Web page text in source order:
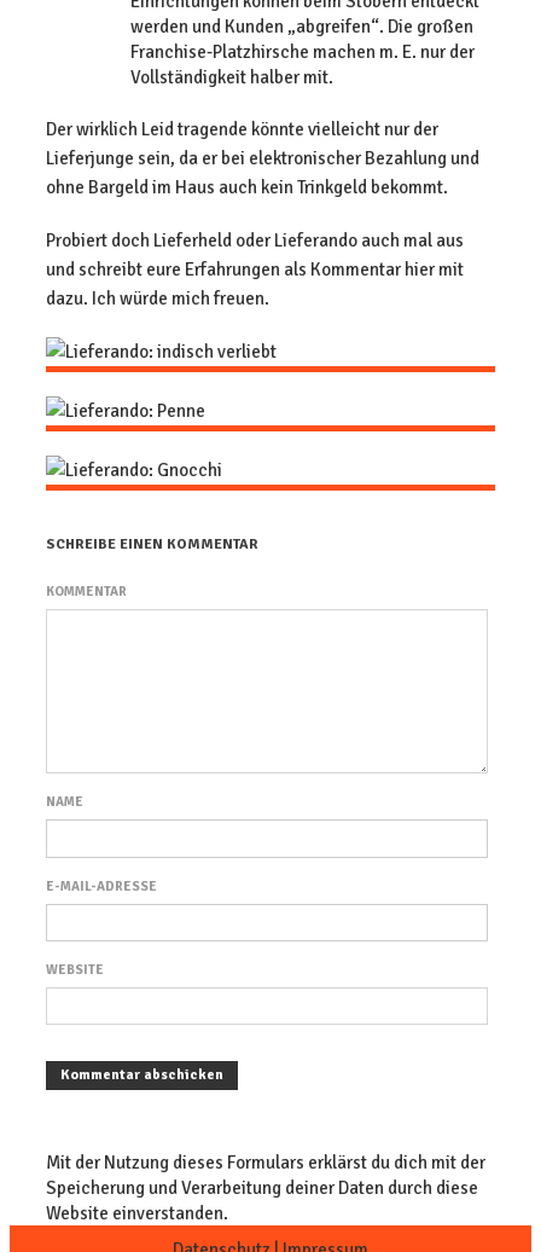
werden und Kunden „abgreifen“. Die großen
Franchise-Platzhirsche machen m. E. nur der
Vollständigkeit halber mit.
Der wirklich Leid tragende könnte vielleicht nur der
Lieferjunge sein, da er bei elektronischer Bezahlung und
ohne Bargeld im Haus auch kein Trinkgeld bekommt.
Probiert doch Lieferheld oder Lieferando auch mal aus
und schreibt eure Erfahrungen als Kommentar hier mit
dazu. Ich würde mich freuen.
SCHREIBE EINEN KOMMENTAR
KOMMENTAR
NAME
E-MAIL-ADRESSE
WEBSITE
Mit der Nutzung dieses Formulars erklärst du dich mit der
Speicherung und Verarbeitung deiner Daten durch diese
Website einverstanden.